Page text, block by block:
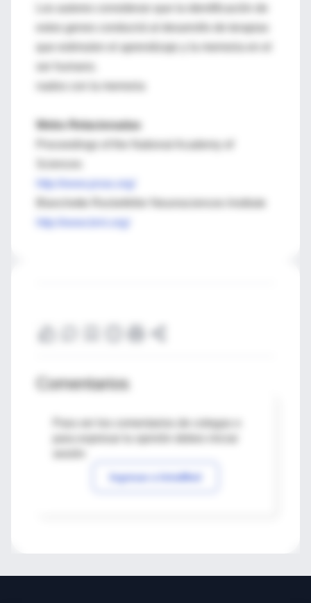
estos genes conducirá al desarrollo de terapias
que estimulen el aprendizaje y la memoria en el
Webs Relacionadas
Proceedings of the National Academy of
Comentarios
Para ver los comentarios de colegas o
Ingresar a IntraMed